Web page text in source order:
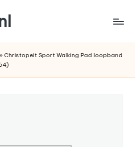
Christopeit Sport Walking Pad loopband